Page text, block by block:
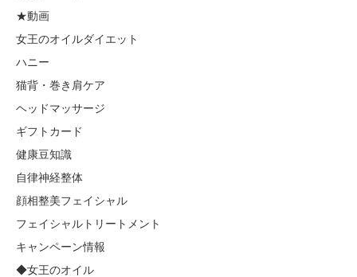
★動画
女王のオイルダイエット
ハニー
猫背・巻き肩ケア
ヘッドマッサージ
ギフトカード
健康豆知識
自律神経整体
顔相整美フェイシャル
フェイシャルトリートメント
キャンペーン情報
◆女王のオイル